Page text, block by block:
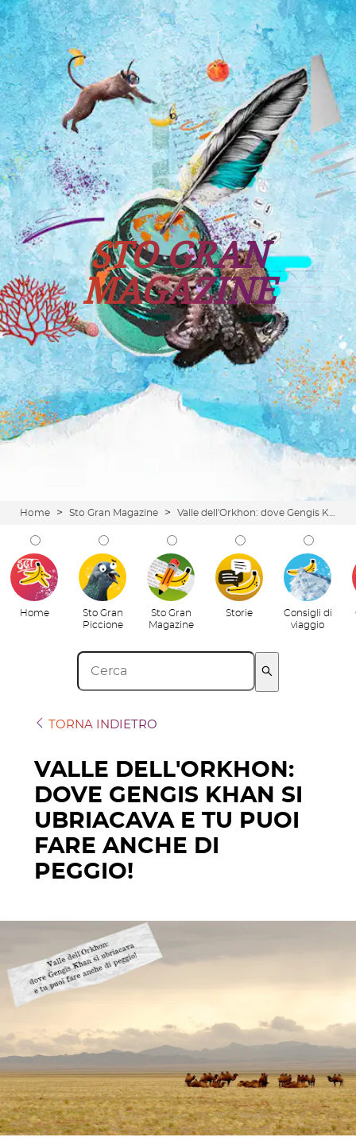
Tutti i viaggi Prossime partenze
STO GRAN
MAGAZINE
Home > Sto Gran Magazine >
Home
Sto Gran
Piccione
Sto Gran
Magazine
Storie
Consigli di
viaggio
TORNA INDIETRO
VALLE DELL'ORKHON:
DOVE GENGIS KHAN SI
UBRIACAVA E TU PUOI
FARE ANCHE DI
PEGGIO!